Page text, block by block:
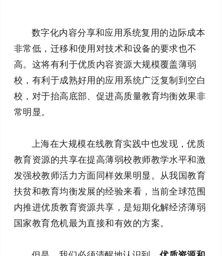
数字化内容分享和应用系统复用的边际成本
非常低，迁移和使用对技术和设备的要求也不
高。这将有利于优质内容资源大规模覆盖薄弱
校，有利于成熟好用的应用系统广泛复制到空白
校，对于抬高底部、促进高质量教育均衡效果非
常明显。
上海在大规模在线教育实践中也发现，优质
教育资源的共享在提高薄弱校教师教学水平和激
发强校教师活力方面同样效果明显。从我国教育
扶贫和教育均衡发展的经验来看，当前全球范围
内推进优质教育资源共享，是短期化解经济薄弱
国家教育危机最为直接和有效的方案。